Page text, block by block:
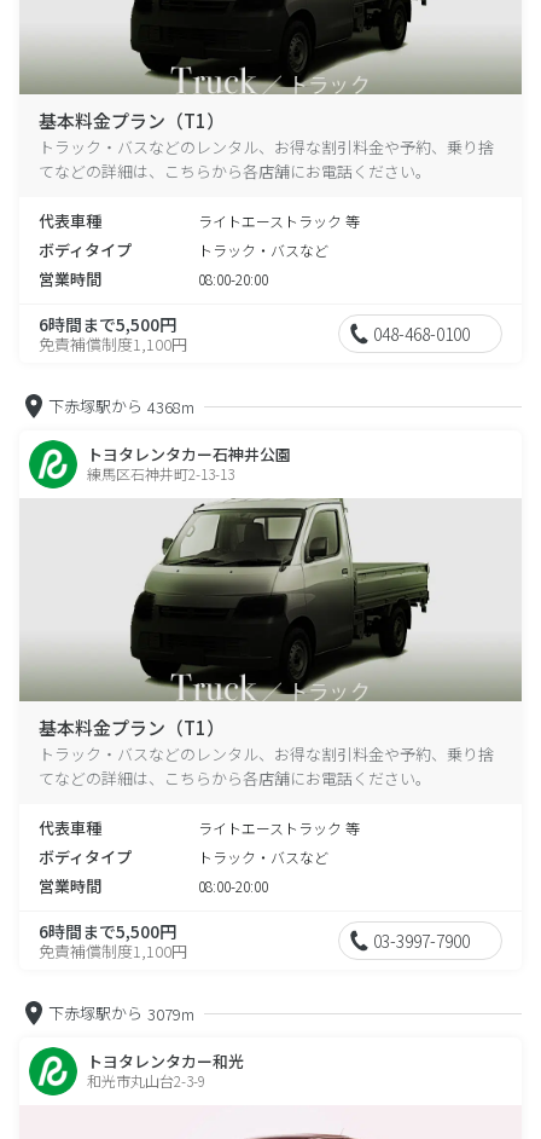
基本料金プラン（T1）
トラック・バスなどのレンタル、お得な割引料金や予約、乗り捨
てなどの詳細は、こちらから各店舗にお電話ください。
代表車種 ライトエーストラック 等
ボディタイプ トラック・バスなど
営業時間 08:00-20:00
6時間まで5,500円
免責補償制度1,100円 048-468-0100
下赤塚駅から 4368m
トヨタレンタカー石神井公園
練馬区石神井町2-13-13
基本料金プラン（T1）
トラック・バスなどのレンタル、お得な割引料金や予約、乗り捨
てなどの詳細は、こちらから各店舗にお電話ください。
代表車種 ライトエーストラック 等
ボディタイプ トラック・バスなど
営業時間 08:00-20:00
6時間まで5,500円
免責補償制度1,100円 03-3997-7900
下赤塚駅から 3079m
トヨタレンタカー和光
和光市丸山台2-3-9